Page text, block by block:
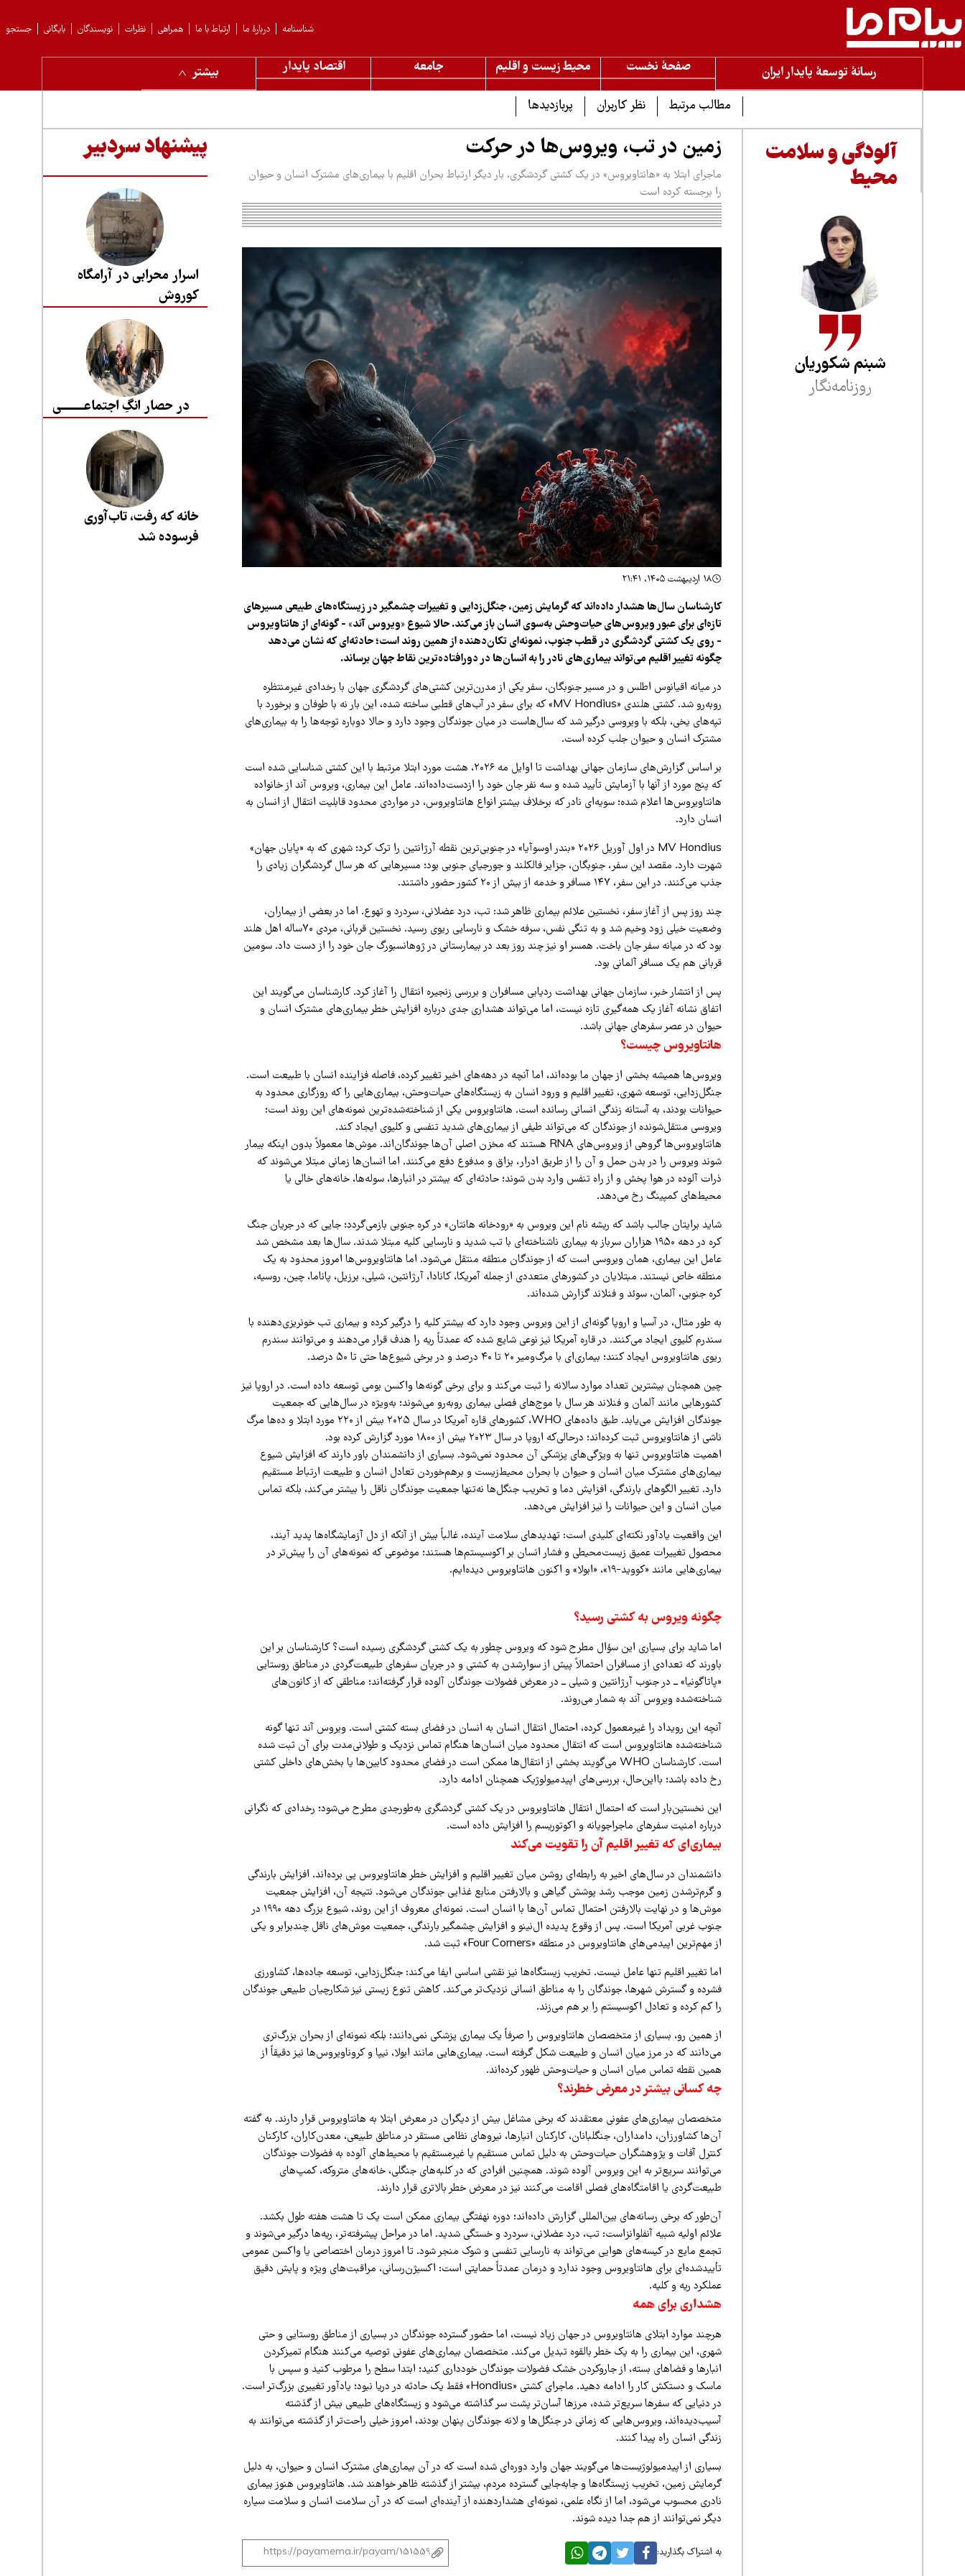
جستجو بایگانی نویسندگان نظرات همراهی ارتباط با ما دربارهٔ ما شناسنامه
رسانۀ توسعۀ پایدار ایران صفحۀ نخست محیط زیست و اقلیم جامعه اقتصاد پایدار
بیشتر
مطالب مرتبط
نظر کاربران پربازدیدها
آلودگی و سلامت
محیط
شبنم شکوریان
روزنامه‌نگار
زمین در تب، ویروس‌ها در حرکت
ماجرای ابتلا به «هانتاویروس» در یک کشتی گردشگری، بار دیگر ارتباط بحران اقلیم با بیماری‌های مشترک انسان و حیوان
را برجسته کرده است
۱۸ اردیبهشت ۱۴۰۵، ۲۱:۴۱
کارشناسان سال‌ها هشدار داده‌اند که گرمایش زمین، جنگل‌زدایی و تغییرات چشمگیر در زیستگاه‌های طبیعی مسیرهای
تازه‌ای برای عبور ویروس‌های حیات‌وحش به‌سوی انسان باز می‌کند. حالا شیوع «ویروس آند» - گونه‌ای از هانتاویروس
- روی یک کشتی گردشگری در قطب جنوب، نمونه‌ای تکان‌دهنده از همین روند است؛ حادثه‌ای که نشان می‌دهد
چگونه تغییر اقلیم می‌تواند بیماری‌های نادر را به انسان‌ها در دورافتاده‌ترین نقاط جهان برساند.
در میانه اقیانوس اطلس و در مسیر جنوبگان، سفر یکی از مدرن‌ترین کشتی‌های گردشگری جهان با رخدادی غیرمنتظره
روبه‌رو شد. کشتی هلندی «MV Hondius» که برای سفر در آب‌های قطبی ساخته شده، این بار نه با طوفان و برخورد با
تپه‌های یخی، بلکه با ویروسی درگیر شد که سال‌هاست در میان جوندگان وجود دارد و حالا دوباره توجه‌ها را به بیماری‌های
مشترک انسان و حیوان جلب کرده است.
بر اساس گزارش‌های سازمان جهانی بهداشت تا اوایل مه ۲۰۲۶، هشت مورد ابتلا مرتبط با این کشتی شناسایی شده است
که پنج مورد از آنها با آزمایش تأیید شده و سه نفر جان خود را ازدست‌داده‌اند. عامل این بیماری، ویروس آند از خانواده
هانتاویروس‌ها اعلام شده؛ سویه‌ای نادر که برخلاف بیشتر انواع هانتاویروس، در مواردی محدود قابلیت انتقال از انسان به
انسان دارد.
MV Hondius در اول آوریل ۲۰۲۶ «بندر اوسوآیا» در جنوبی‌ترین نقطه آرژانتین را ترک کرد؛ شهری که به «پایان جهان»
شهرت دارد. مقصد این سفر، جنوبگان، جزایر فالکلند و جورجیای جنوبی بود؛ مسیرهایی که هر سال گردشگران زیادی را
جذب می‌کنند. در این سفر، ۱۴۷ مسافر و خدمه از بیش از ۲۰ کشور حضور داشتند.
چند روز پس از آغاز سفر، نخستین علائم بیماری ظاهر شد: تب، درد عضلانی، سردرد و تهوع. اما در بعضی از بیماران،
وضعیت خیلی زود وخیم شد و به تنگی نفس، سرفه خشک و نارسایی ریوی رسید. نخستین قربانی، مردی ۷۰ساله اهل هلند
بود که در میانه سفر جان باخت. همسر او نیز چند روز بعد در بیمارستانی در ژوهانسبورگ جان خود را از دست داد. سومین
قربانی هم یک مسافر آلمانی بود.
پس از انتشار خبر، سازمان جهانی بهداشت ردیابی مسافران و بررسی زنجیره انتقال را آغاز کرد. کارشناسان می‌گویند این
اتفاق نشانه آغاز یک همه‌گیری تازه نیست، اما می‌تواند هشداری جدی درباره افزایش خطر بیماری‌های مشترک انسان و
حیوان در عصر سفرهای جهانی باشد.
هانتاویروس چیست؟
ویروس‌ها همیشه بخشی از جهان ما بوده‌اند، اما آنچه در دهه‌های اخیر تغییر کرده، فاصله فزاینده انسان با طبیعت است.
جنگل‌زدایی، توسعه شهری، تغییر اقلیم و ورود انسان به زیستگاه‌های حیات‌وحش، بیماری‌هایی را که روزگاری محدود به
حیوانات بودند، به آستانه زندگی انسانی رسانده است. هانتاویروس یکی از شناخته‌شده‌ترین نمونه‌های این روند است؛
ویروسی منتقل‌شونده از جوندگان که می‌تواند طیفی از بیماری‌های شدید تنفسی و کلیوی ایجاد کند.
هانتاویروس‌ها گروهی از ویروس‌های RNA هستند که مخزن اصلی آن‌ها جوندگان‌اند. موش‌ها معمولاً بدون اینکه بیمار
شوند ویروس را در بدن حمل و آن را از طریق ادرار، بزاق و مدفوع دفع می‌کنند. اما انسان‌ها زمانی مبتلا می‌شوند که
ذرات آلوده در هوا پخش و از راه تنفس وارد بدن شوند؛ حادثه‌ای که بیشتر در انبارها، سوله‌ها، خانه‌های خالی یا
محیط‌های کمپینگ رخ می‌دهد.
شاید برایتان جالب باشد که ریشه نام این ویروس به «رودخانه هانتان» در کره جنوبی بازمی‌گردد؛ جایی که در جریان جنگ
کره در دهه ۱۹۵۰ هزاران سرباز به بیماری ناشناخته‌ای با تب شدید و نارسایی کلیه مبتلا شدند. سال‌ها بعد مشخص شد
عامل این بیماری، همان ویروسی است که از جوندگان منطقه منتقل می‌شود. اما هانتاویروس‌ها امروز محدود به یک
منطقه خاص نیستند. مبتلایان در کشورهای متعددی از جمله آمریکا، کانادا، آرژانتین، شیلی، برزیل، پاناما، چین، روسیه،
کره جنوبی، آلمان، سوئد و فنلاند گزارش شده‌اند.
به طور مثال، در آسیا و اروپا گونه‌ای از این ویروس وجود دارد که بیشتر کلیه را درگیر کرده و بیماری تب خونریزی‌دهنده با
سندرم کلیوی ایجاد می‌کنند. در قاره آمریکا نیز نوعی شایع شده که عمدتاً ریه را هدف قرار می‌دهند و می‌توانند سندرم
ریوی هانتاویروس ایجاد کنند؛ بیماری‌ای با مرگ‌ومیر ۲۰ تا ۴۰ درصد و در برخی شیوع‌ها حتی تا ۵۰ درصد.
چین همچنان بیشترین تعداد موارد سالانه را ثبت می‌کند و برای برخی گونه‌ها واکسن بومی توسعه داده است. در اروپا نیز
کشورهایی مانند آلمان و فنلاند هر سال با موج‌های فصلی بیماری روبه‌رو می‌شوند؛ به‌ویژه در سال‌هایی که جمعیت
جوندگان افزایش می‌یابد. طبق داده‌های WHO، کشورهای قاره آمریکا در سال ۲۰۲۵ بیش از ۲۲۰ مورد ابتلا و ده‌ها مرگ
ناشی از هانتاویروس ثبت کرده‌اند؛ درحالی‌که اروپا در سال ۲۰۲۳ بیش از ۱۸۰۰ مورد گزارش کرده بود.
اهمیت هانتاویروس تنها به ویژگی‌های پزشکی آن محدود نمی‌شود. بسیاری از دانشمندان باور دارند که افزایش شیوع
بیماری‌های مشترک میان انسان و حیوان با بحران محیط‌زیست و برهم‌خوردن تعادل انسان و طبیعت ارتباط مستقیم
دارد. تغییر الگوهای بارندگی، افزایش دما و تخریب جنگل‌ها نه‌تنها جمعیت جوندگان ناقل را بیشتر می‌کند، بلکه تماس
میان انسان و این حیوانات را نیز افزایش می‌دهد.
این واقعیت یادآور نکته‌ای کلیدی است: تهدیدهای سلامت آینده، غالباً بیش از آنکه از دل آزمایشگاه‌ها پدید آیند،
محصول تغییرات عمیق زیست‌محیطی و فشار انسان بر اکوسیستم‌ها هستند؛ موضوعی که نمونه‌های آن را پیش‌تر در
بیماری‌هایی مانند «کووید-۱۹»، «ابولا» و اکنون هانتاویروس دیده‌ایم.
چگونه ویروس به کشتی رسید؟
اما شاید برای بسیاری این سؤال مطرح شود که ویروس چطور به یک کشتی گردشگری رسیده است؟ کارشناسان بر این
باورند که تعدادی از مسافران احتمالاً پیش از سوارشدن به کشتی و در جریان سفرهای طبیعت‌گردی در مناطق روستایی
«پاتاگونیا» ــ در جنوب آرژانتین و شیلی ــ در معرض فضولات جوندگان آلوده قرار گرفته‌اند؛ مناطقی که از کانون‌های
شناخته‌شده ویروس آند به شمار می‌روند.
آنچه این رویداد را غیرمعمول کرده، احتمال انتقال انسان به انسان در فضای بسته کشتی است. ویروس آند تنها گونه
شناخته‌شده هانتاویروس است که انتقال محدود میان انسان‌ها هنگام تماس نزدیک و طولانی‌مدت برای آن ثبت شده
است. کارشناسان WHO می‌گویند بخشی از انتقال‌ها ممکن است در فضای محدود کابین‌ها یا بخش‌های داخلی کشتی
رخ داده باشد؛ بااین‌حال، بررسی‌های اپیدمیولوژیک همچنان ادامه دارد.
این نخستین‌بار است که احتمال انتقال هانتاویروس در یک کشتی گردشگری به‌طورجدی مطرح می‌شود؛ رخدادی که نگرانی
درباره امنیت سفرهای ماجراجویانه و اکوتوریسم را افزایش داده است.
بیماری‌ای که تغییر اقلیم آن را تقویت می‌کند
دانشمندان در سال‌های اخیر به رابطه‌ای روشن میان تغییر اقلیم و افزایش خطر هانتاویروس پی برده‌اند. افزایش بارندگی
و گرم‌ترشدن زمین موجب رشد پوشش گیاهی و بالارفتن منابع غذایی جوندگان می‌شود. نتیجه آن، افزایش جمعیت
موش‌ها و در نهایت بالارفتن احتمال تماس آن‌ها با انسان است. نمونه‌ای معروف از این روند، شیوع بزرگ دهه ۱۹۹۰ در
جنوب غربی آمریکا است. پس از وقوع پدیده ال‌نینو و افزایش چشمگیر بارندگی، جمعیت موش‌های ناقل چندبرابر و یکی
از مهم‌ترین اپیدمی‌های هانتاویروس در منطقه «Four Corners» ثبت شد.
اما تغییر اقلیم تنها عامل نیست. تخریب زیستگاه‌ها نیز نقشی اساسی ایفا می‌کند: جنگل‌زدایی، توسعه جاده‌ها، کشاورزی
فشرده و گسترش شهرها، جوندگان را به مناطق انسانی نزدیک‌تر می‌کند. کاهش تنوع زیستی نیز شکارچیان طبیعی جوندگان
را کم کرده و تعادل اکوسیستم را بر هم می‌زند.
از همین رو، بسیاری از متخصصان هانتاویروس را صرفاً یک بیماری پزشکی نمی‌دانند؛ بلکه نمونه‌ای از بحران بزرگ‌تری
می‌دانند که در مرز میان انسان و طبیعت شکل گرفته است. بیماری‌هایی مانند ابولا، نیپا و کروناویروس‌ها نیز دقیقاً از
همین نقطه تماس میان انسان و حیات‌وحش ظهور کرده‌اند.
چه کسانی بیشتر در معرض خطرند؟
متخصصان بیماری‌های عفونی معتقدند که برخی مشاغل بیش از دیگران در معرض ابتلا به هانتاویروس قرار دارند. به گفته
آن‌ها کشاورزان، دامداران، جنگلبانان، کارکنان انبارها، نیروهای نظامی مستقر در مناطق طبیعی، معدن‌کاران، کارکنان
کنترل آفات و پژوهشگران حیات‌وحش به دلیل تماس مستقیم یا غیرمستقیم با محیط‌های آلوده به فضولات جوندگان
می‌توانند سریع‌تر به این ویروس آلوده شوند. همچنین افرادی که در کلبه‌های جنگلی، خانه‌های متروکه، کمپ‌های
طبیعت‌گردی یا اقامتگاه‌های فصلی اقامت می‌کنند نیز در معرض خطر بالاتری قرار دارند.
آن‌طور که برخی رسانه‌های بین‌المللی گزارش داده‌اند؛ دوره نهفتگی بیماری ممکن است یک تا هشت هفته طول بکشد.
علائم اولیه شبیه آنفلوانزاست: تب، درد عضلانی، سردرد و خستگی شدید. اما در مراحل پیشرفته‌تر، ریه‌ها درگیر می‌شوند و
تجمع مایع در کیسه‌های هوایی می‌تواند به نارسایی تنفسی و شوک منجر شود. تا امروز درمان اختصاصی یا واکسن عمومی
تأییدشده‌ای برای هانتاویروس وجود ندارد و درمان عمدتاً حمایتی است: اکسیژن‌رسانی، مراقبت‌های ویژه و پایش دقیق
عملکرد ریه و کلیه.
هشداری برای همه
هرچند موارد ابتلای هانتاویروس در جهان زیاد نیست، اما حضور گسترده جوندگان در بسیاری از مناطق روستایی و حتی
شهری، این بیماری را به یک خطر بالقوه تبدیل می‌کند. متخصصان بیماری‌های عفونی توصیه می‌کنند هنگام تمیزکردن
انبارها و فضاهای بسته، از جاروکردن خشک فضولات جوندگان خودداری کنید؛ ابتدا سطح را مرطوب کنید و سپس با
ماسک و دستکش کار را ادامه دهید. ماجرای کشتی «Hondius» فقط یک حادثه در دریا نبود؛ یادآور تغییری بزرگ‌تر است.
در دنیایی که سفرها سریع‌تر شده، مرزها آسان‌تر پشت سر گذاشته می‌شود و زیستگاه‌های طبیعی بیش از گذشته
آسیب‌دیده‌اند، ویروس‌هایی که زمانی در جنگل‌ها و لانه جوندگان پنهان بودند، امروز خیلی راحت‌تر از گذشته می‌توانند به
زندگی انسان راه پیدا کنند.
بسیاری از اپیدمیولوژیست‌ها می‌گویند جهان وارد دوره‌ای شده است که در آن بیماری‌های مشترک انسان و حیوان، به دلیل
گرمایش زمین، تخریب زیستگاه‌ها و جابه‌جایی گسترده مردم، بیشتر از گذشته ظاهر خواهند شد. هانتاویروس هنوز بیماری
نادری محسوب می‌شود، اما از نگاه علمی، نمونه‌ای هشداردهنده از آینده‌ای است که در آن سلامت انسان و سلامت سیاره
دیگر نمی‌توانند از هم جدا دیده شوند.
به اشتراک بگذارید:
پیشنهاد سردبیر
اسرار محرابی در آرامگاه
کوروش
در حصار انگِ اجتماعــــــــی
خانه که رفت، تاب‌آوری
فرسوده شد